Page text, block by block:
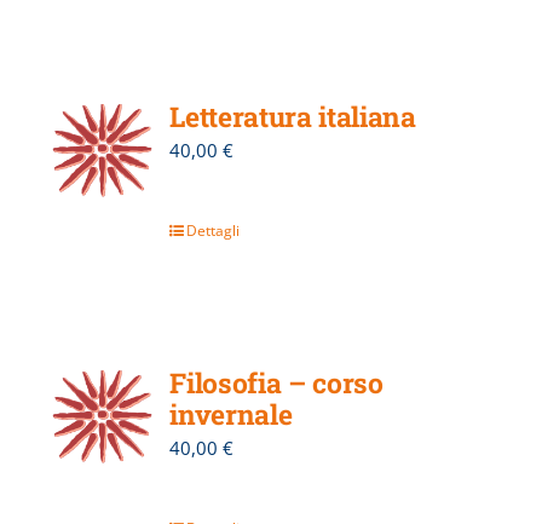
Letteratura italiana
40,00€
Dettagli
Filosofia – corso
invernale
40,00€